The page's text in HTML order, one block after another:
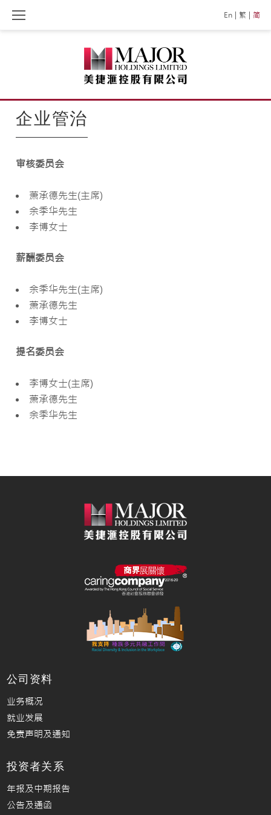
Skip
En 繁 简
企
业
管
治
企业管治
审核委员会
萧承德先生(主席)
余季华先生
李博女士
薪酬委员会
余季华先生(主席)
萧承德先生
李博女士
提名委员会
李博女士(主席)
萧承德先生
余季华先生
公司资料
业务概况
就业发展
免责声明及通知
投资者关系
年报及中期报告
公告及通函